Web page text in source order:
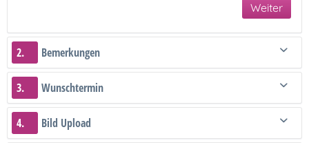
Weiter
2. Bemerkungen
3. Wunschtermin
4. Bild Upload